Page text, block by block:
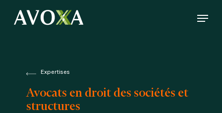
Menu
Expertises
Avocats en droit des sociétés et
structures